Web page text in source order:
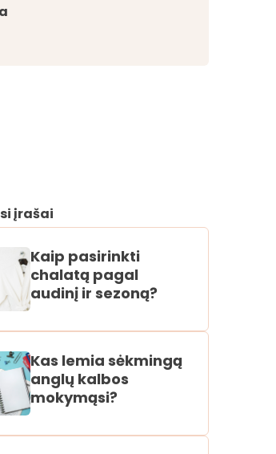
įrašai
Kaip pasirinkti
chalatą pagal
audinį ir sezoną?
Kas lemia sėkmingą
anglų kalbos
mokymąsi?